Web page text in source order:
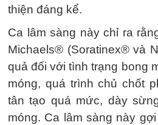
thiện đáng kể.
Ca lâm sàng này chỉ ra
Michaels® (Soratinex® và
quả đối với tình trạng bong
móng, quá trình chủ chốt
tân tạo quá mức, dày
móng. Ca lâm sàng này